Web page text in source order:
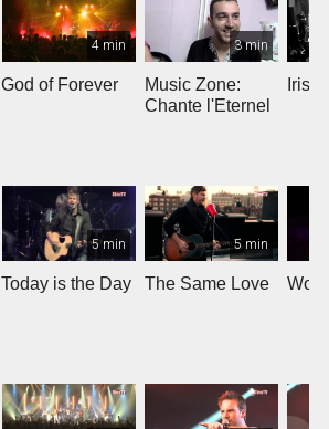
4 min
God of Forever
3 min
Music Zone:
Chante l'Eternel
Irish
5 min
Today is the Day
5 min
The Same Love